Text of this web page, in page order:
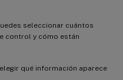
seleccionar cuántos
control y cómo están
qué información aparece